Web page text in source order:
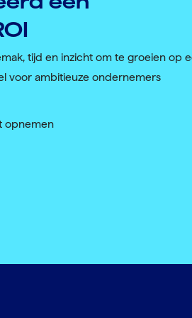
tijd en inzicht om te groeien op
voor ambitieuze ondernemers
opnemen